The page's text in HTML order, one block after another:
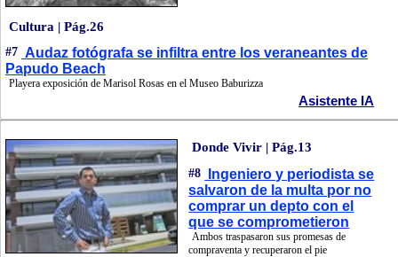
Cultura | Pág.26
#7 Audaz fotógrafa se infiltra entre los veraneantes de
Papudo Beach
Playera exposición de Marisol Rosas en el Museo Baburizza
Asistente IA
Donde Vivir | Pág.13
#8
Ingeniero y periodista se
salvaron de la multa por no
comprar un depto con el
que se comprometieron
Ambos traspasaron sus promesas de
compraventa y recuperaron el pie